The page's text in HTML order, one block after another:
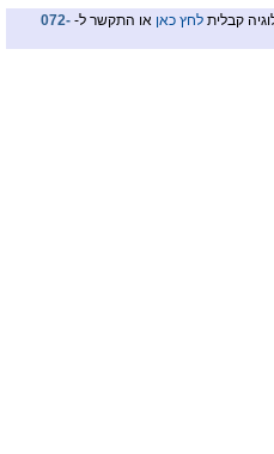
קבלית לחץ כאן או התקשר ל- 072-